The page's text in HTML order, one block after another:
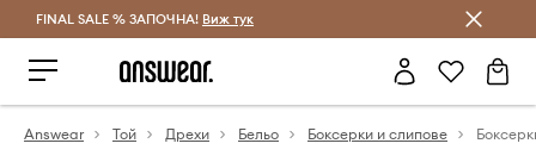
Спестявай с Answear Club
FINAL SALE % ЗАПОЧНА! Виж тук
Answear Той Дрехи Бельо Боксерки и слипове